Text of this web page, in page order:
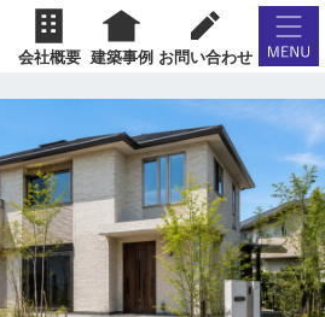
会社概要 建築事例 お問い合わせ